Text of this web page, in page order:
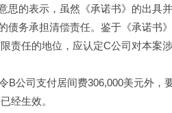
的表示，虽然《承诺书》的出具
债务承担清偿责任。鉴于《承诺书
责任的地位，应认定C公司对本案
司支付居间费306,000美元外，
经生效。